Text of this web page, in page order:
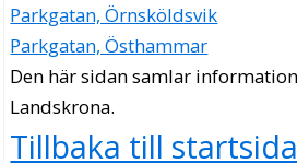
Parkgatan, Örnsköldsvik
Parkgatan, Östhammar
Den här sidan samlar
Landskrona.
Tillbaka till